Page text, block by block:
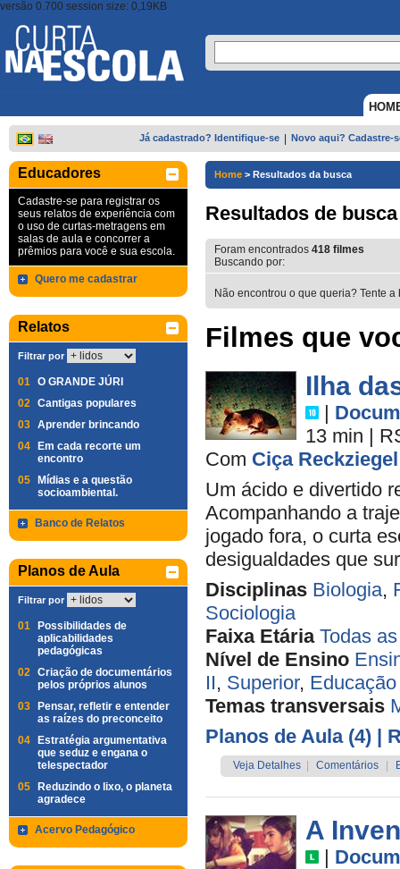
versão 0.700 session size: 0,19KB
Já cadastrado? Identifique-se Novo aqui? Cadastre-
Educadores
Cadastre-se para registrar os
seus relatos de experiência com
o uso de curtas-metragens em
salas de aula e concorrer a
prêmios para você e sua escola.
Quero me cadastrar
Relatos
Filtrar por
01 O GRANDE JÚRI
02 Cantigas populares
03 Aprender brincando
04
Em cada recorte um
encontro
05
Mídias e a questão
socioambiental.
Banco de Relatos
Planos de Aula
Filtrar por
01
Possibilidades de
aplicabilidades
pedagógicas
02 Criação de documentários
pelos próprios alunos
03
Pensar, refletir e entender
as raízes do preconceito
04
Estratégia argumentativa
que seduz e engana o
telespectador
05
Reduzindo o lixo, o planeta
agradece
Acervo Pedagógico
Home > Resultados da busca
Resultados de busca
Foram encontrados 418 filmes
Buscando por:
Não encontrou o que queria? Tente
Filmes que
Ilha
|
13 min |
Com Ciça Reckziegel
Um ácido e divertido
Acompanhando a
jogado fora, o curta
desigualdades que
Disciplinas Biologia,
Sociologia
Faixa Etária Todas
Nível de Ensino
II, Superior,
Temas transversais
Planos de Aula (4) |
Veja Detalhes Comentários
A
|